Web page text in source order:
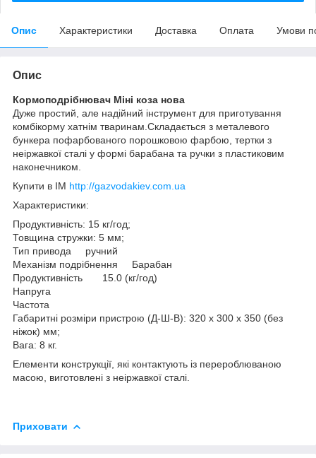
Опис Характеристики Доставка Оплата Умови
Опис
Кормоподрібнювач Міні коза нова
Дуже простий, але надійний інструмент для приготування
комбікорму хатнім тваринам.Складається з металевого
бункера пофарбованого порошковою фарбою, тертки з
неіржавкої сталі у формі барабана та ручки з пластиковим
наконечником.
Купити в ІМ http://gazvodakiev.com.ua
Характеристики:
Продуктивність: 15 кг/год;
Товщина стружки: 5 мм;
Тип привода ручний
Механізм подрібнення Барабан
Продуктивність 15.0 (кг/год)
Напруга
Частота
Габаритні розміри пристрою (Д-Ш-В): 320 х 300 х 350 (без
ніжок) мм;
Вага: 8 кг.
Елементи конструкції, які контактують із перероблюваною
масою, виготовлені з неіржавкої сталі.
Приховати